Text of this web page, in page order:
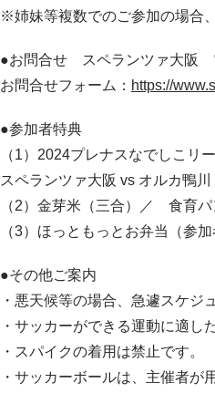
※姉妹等複数でのご参加の場合
●お問合せ スペランツァ大阪
お問合せフォーム： https://
●参加者特典
（1）2024プレナスなでしこ
スペランツァ大阪 vs オルカ鴨
（2）金芽米（三合）／ 食育パ
（3）ほっともっとお弁当（参加
●その他ご案内
・悪天候等の場合、急遽スケジ
・サッカーができる運動に適し
・スパイクの着用は禁止です。
・サッカーボールは、主催者が